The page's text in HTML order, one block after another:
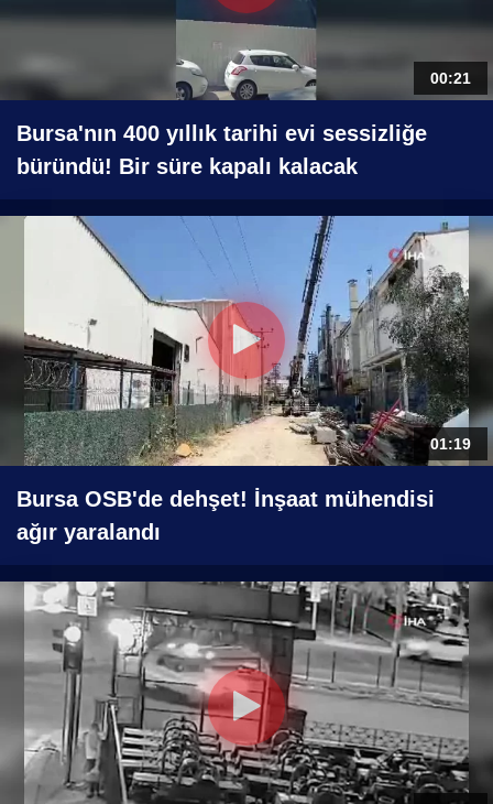
00:21
Bursa'nın 400 yıllık tarihi evi sessizliğe
büründü! Bir süre kapalı kalacak
01:19
Bursa OSB'de dehşet! İnşaat mühendisi
ağır yaralandı